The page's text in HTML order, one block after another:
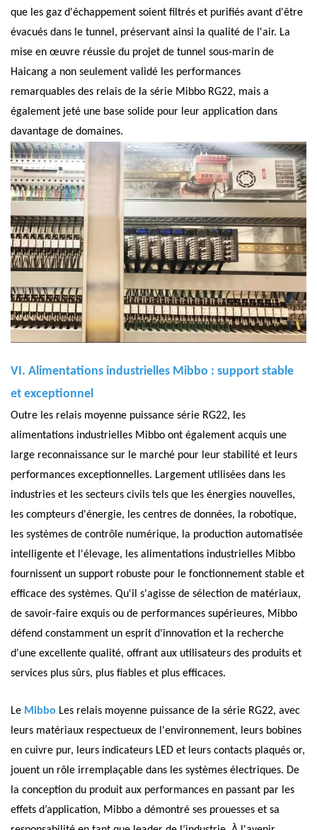
que les gaz d'échappement soient filtrés et purifiés avant d'être
évacués dans le tunnel, préservant ainsi la qualité de l'air. La
mise en œuvre réussie du projet de tunnel sous-marin de
Haicang a non seulement validé les performances
remarquables des relais de la série Mibbo RG22, mais a
également jeté une base solide pour leur application dans
davantage de domaines.
VI. Alimentations industrielles Mibbo : support stable
et exceptionnel
Outre les relais moyenne puissance série RG22, les
alimentations industrielles Mibbo ont également acquis une
large reconnaissance sur le marché pour leur stabilité et leurs
performances exceptionnelles. Largement utilisées dans les
industries et les secteurs civils tels que les énergies nouvelles,
les compteurs d'énergie, les centres de données, la robotique,
les systèmes de contrôle numérique, la production automatisée
intelligente et l'élevage, les alimentations industrielles Mibbo
fournissent un support robuste pour le fonctionnement stable et
efficace des systèmes. Qu'il s'agisse de sélection de matériaux,
de savoir-faire exquis ou de performances supérieures, Mibbo
défend constamment un esprit d'innovation et la recherche
d'une excellente qualité, offrant aux utilisateurs des produits et
services plus sûrs, plus fiables et plus efficaces.
Le Mibbo Les relais moyenne puissance de la série RG22, avec
leurs matériaux respectueux de l'environnement, leurs bobines
en cuivre pur, leurs indicateurs LED et leurs contacts plaqués or,
jouent un rôle irremplaçable dans les systèmes électriques. De
la conception du produit aux performances en passant par les
effets d’application, Mibbo a démontré ses prouesses et sa